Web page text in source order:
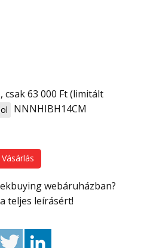
NNNHIBH14CM
Vásárlás
webáruházban?
a teljes leírásért!